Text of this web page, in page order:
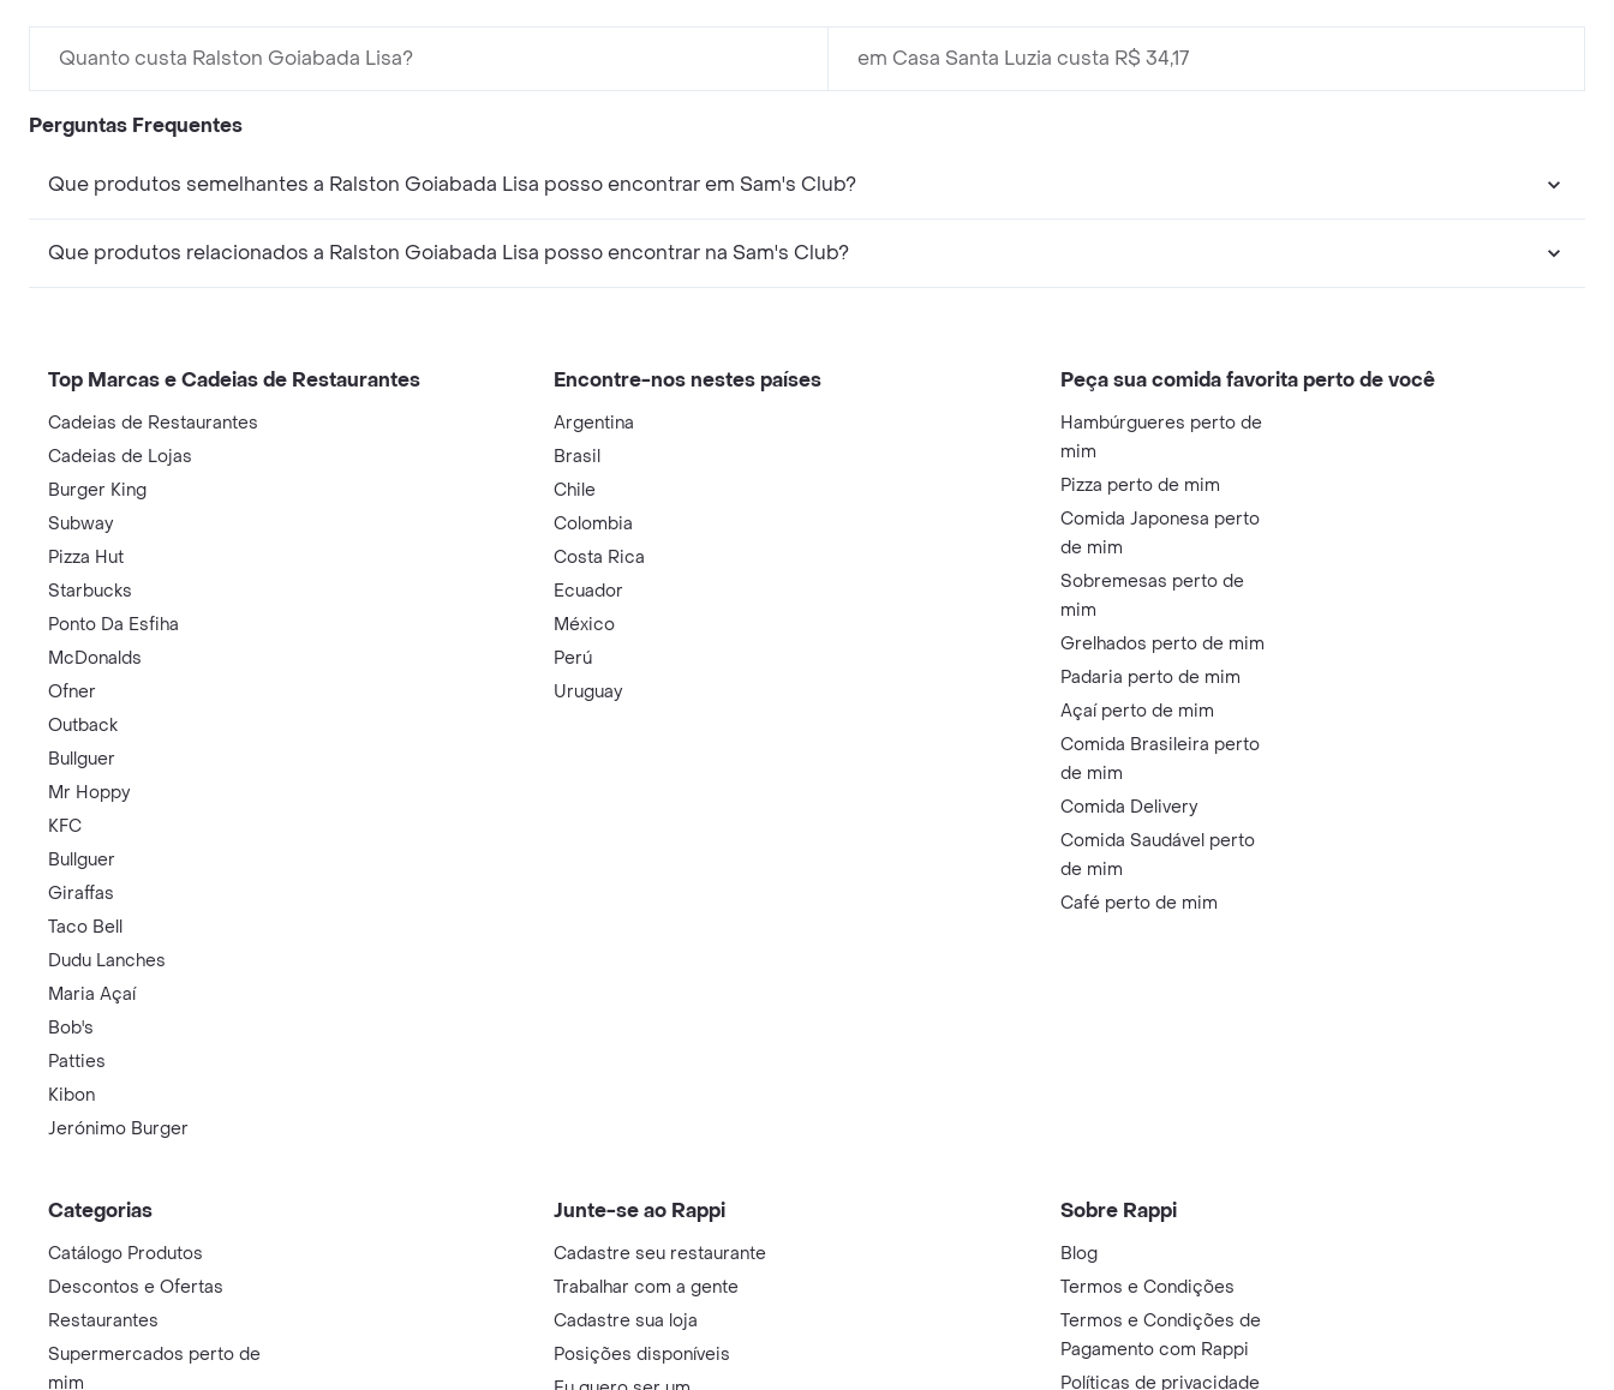
Quanto custa Ralston Goiabada Lisa? em Casa Santa Luzia custa R$ 34,17
Perguntas Frequentes
Que produtos semelhantes a Ralston Goiabada Lisa posso encontrar em Sam's Club?
Que produtos relacionados a Ralston Goiabada Lisa posso encontrar na Sam's Club?
Top Marcas e Cadeias de Restaurantes
Cadeias de Restaurantes
Cadeias de Lojas
Burger King
Subway
Pizza Hut
Starbucks
Ponto Da Esfiha
McDonalds
Ofner
Outback
Bullguer
Mr Hoppy
KFC
Bullguer
Giraffas
Taco Bell
Dudu Lanches
Maria Açaí
Bob's
Patties
Kibon
Jerónimo Burger
Encontre-nos nestes países
Argentina
Brasil
Chile
Colombia
Costa Rica
Ecuador
México
Perú
Uruguay
Peça sua comida favorita perto de você
Hambúrgueres perto de
mim
Pizza perto de mim
Comida Japonesa perto
de mim
Sobremesas perto de
mim
Grelhados perto de mim
Padaria perto de mim
Açaí perto de mim
Comida Brasileira perto
de mim
Comida Delivery
Comida Saudável perto
de mim
Café perto de mim
Categorias
Catálogo Produtos
Descontos e Ofertas
Restaurantes
Supermercados perto de
mim
Junte-se ao Rappi
Cadastre seu restaurante
Trabalhar com a gente
Cadastre sua loja
Posições disponíveis
Sobre Rappi
Blog
Termos e Condições
Termos e Condições de
Pagamento com Rappi
Políticas de privacidade